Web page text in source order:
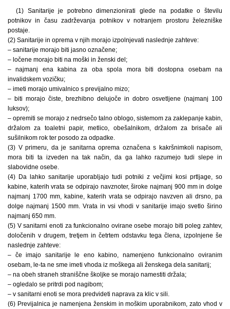
(1) Sanitarije je potrebno dimenzionirati glede na podatke o številu
potnikov in času zadrževanja potnikov v notranjem prostoru železniške
postaje.
(2) Sanitarije in oprema v njih morajo izpolnjevati naslednje zahteve:
– sanitarije morajo biti jasno označene;
– ločene morajo biti na moški in ženski del;
– najmanj ena kabina za oba spola mora biti dostopna osebam na
invalidskem vozičku;
– imeti morajo umivalnico s previjalno mizo;
– biti morajo čiste, brezhibno delujoče in dobro osvetljene (najmanj 100
luksov);
– opremiti se morajo z nedrsečo talno oblogo, sistemom za zaklepanje kabin,
držalom za toaletni papir, metlico, obešalnikom, držalom za brisače ali
sušilnikom rok ter posodo za odpadke.
(3) V primeru, da je sanitarna oprema označena s kakršnimkoli napisom,
mora biti ta izveden na tak način, da ga lahko razumejo tudi slepe in
slabovidne osebe.
(4) Da lahko sanitarije uporabljajo tudi potniki z večjimi kosi prtljage, so
kabine, katerih vrata se odpirajo navznoter, široke najmanj 900 mm in dolge
najmanj 1700 mm, kabine, katerih vrata se odpirajo navzven ali drsno, pa
dolge najmanj 1500 mm. Vrata in vsi vhodi v sanitarije imajo svetlo širino
najmanj 650 mm.
(5) V sanitarni enoti za funkcionalno ovirane osebe morajo biti poleg zahtev,
določenih v drugem, tretjem in četrtem odstavku tega člena, izpolnjene še
naslednje zahteve:
– če imajo sanitarije le eno kabino, namenjeno funkcionalno oviranim
osebam, le-ta ne sme imeti vhoda iz moškega ali ženskega dela sanitarij;
– na obeh straneh straniščne školjke se morajo namestiti držala;
– ogledalo se pritrdi pod nagibom;
– v sanitarni enoti se mora predvideti naprava za klic v sili.
(6) Previjalnica je namenjena ženskim in moškim uporabnikom, zato vhod v